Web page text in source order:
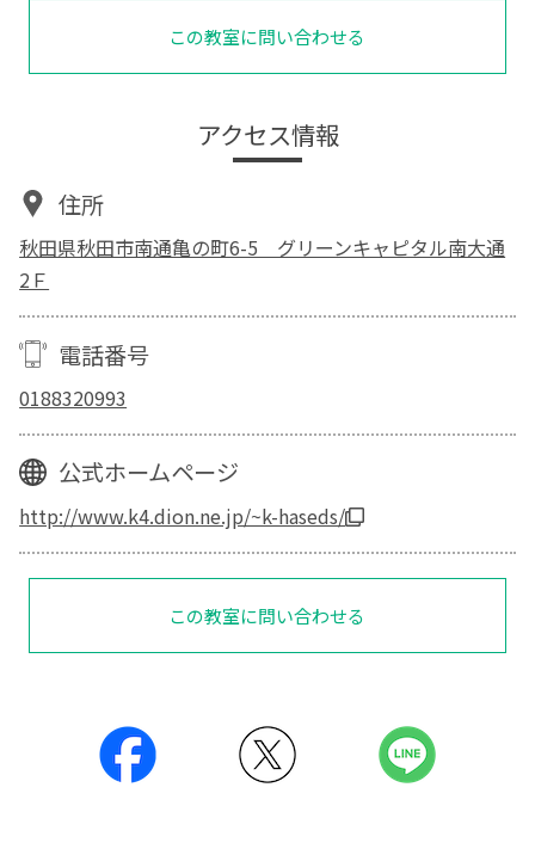
この教室に問い合わせる
アクセス情報
住所
秋田県秋田市南通亀の町6-5 グリーンキャピタル南大通
2Ｆ
電話番号
0188320993
公式ホームページ
http://www.k4.dion.ne.jp/~k-haseds/
この教室に問い合わせる